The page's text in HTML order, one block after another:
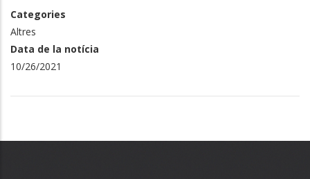
Categories
Altres
Data de la notícia
10/26/2021